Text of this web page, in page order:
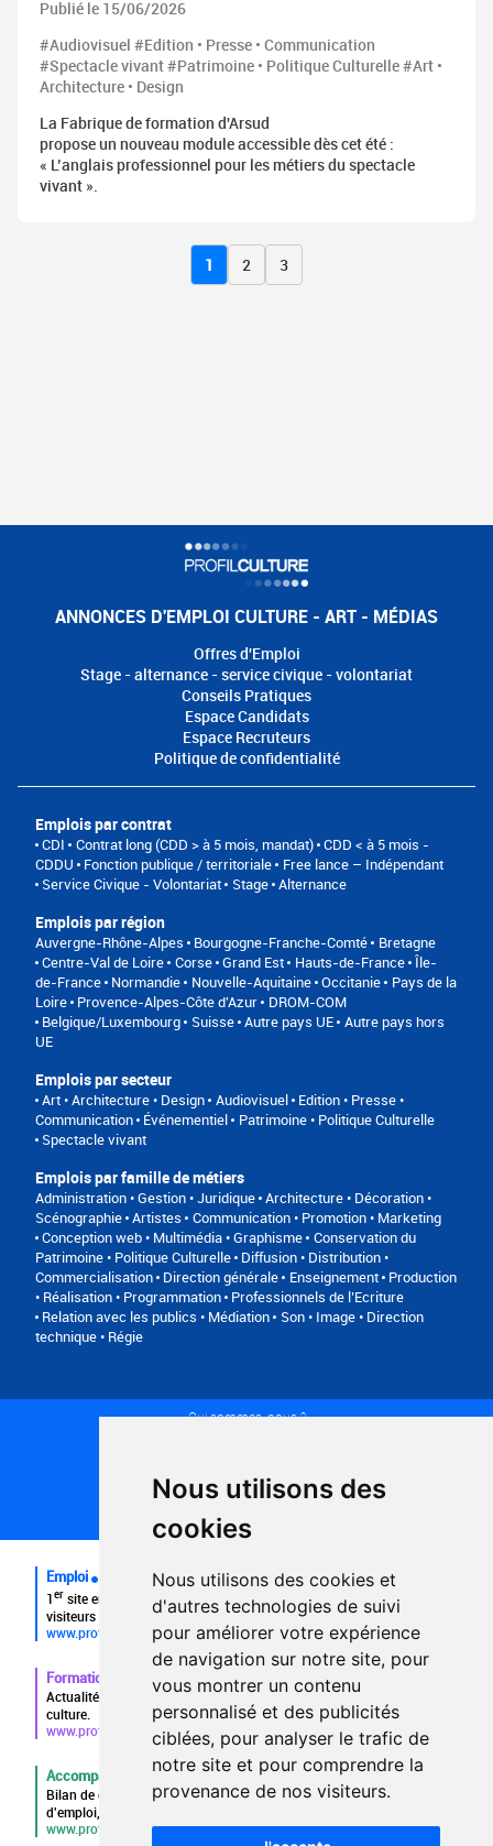
Nous utilisons des
cookies
Nous utilisons des cookies et
d'autres technologies de suivi
pour améliorer votre expérience
de navigation sur notre site, pour
vous montrer un contenu
personnalisé et des publicités
ciblées, pour analyser le trafic de
notre site et pour comprendre la
provenance de nos visiteurs.
Publié le 15/06/2026
#Audiovisuel #Edition • Presse • Communication
#Spectacle vivant #Patrimoine • Politique Culturelle #Art •
Architecture • Design
La Fabrique de formation d'Arsud
propose un nouveau module accessible dès cet été :
« L’anglais professionnel pour les métiers du spectacle
vivant ».
1 2 3
ANNONCES D'EMPLOI CULTURE - ART - MÉDIAS
Offres d'Emploi
Stage - alternance - service civique - volontariat
Conseils Pratiques
Espace Candidats
Espace Recruteurs
Politique de confidentialité
Emplois par contrat
CDI Contrat long (CDD > à 5 mois, mandat) CDD < à 5 mois -
CDDU
Fonction publique / territoriale
Free lance – Indépendant
Service Civique - Volontariat
Stage Alternance
Emplois par région
Auvergne-Rhône-Alpes Bourgogne-Franche-Comté
Bretagne
Centre-Val de Loire Corse Grand Est Hauts-de-France Île-
de-France Normandie Nouvelle-Aquitaine Occitanie
Pays de la
Loire Provence-Alpes-Côte d'Azur
DROM-COM
Belgique/Luxembourg
Suisse Autre pays UE Autre pays hors
UE
Emplois par secteur
Art • Architecture • Design Audiovisuel Edition • Presse •
Communication Événementiel
Patrimoine • Politique Culturelle
Spectacle vivant
Emplois par famille de métiers
Administration • Gestion • Juridique Architecture • Décoration •
Scénographie Artistes
Communication • Promotion • Marketing
Conception web • Multimédia • Graphisme Conservation du
Patrimoine • Politique Culturelle Diffusion • Distribution •
Commercialisation Direction générale Enseignement Production
• Réalisation • Programmation Professionnels de l’Ecriture
Relation avec les publics • Médiation
Son • Image • Direction
technique • Régie
Qui sommes-nous ?
Plan du site
FAQ recruteurs
FAQ
Emploi
1er site emploi du secteur culturel 784.000 visites et 230.000
visiteurs uniques par mois.
www.profilculture.com
Formation
Actualités, guide et annuaire des formations aux métiers de la
culture.
www.profilculture-formation.com
Accompagnement professionnel
Bilan de compétences, coaching, techniques de recherche
d'emploi, entretien conseil.
www.profilculture-competences.com